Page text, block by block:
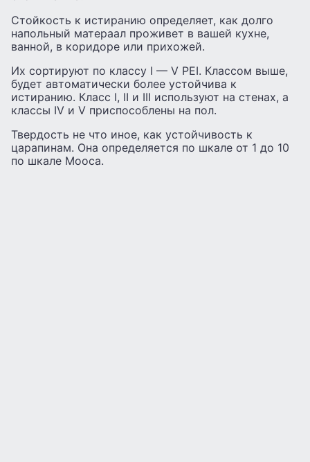
Стойкость к истиранию определяет, как долго
напольный матераал проживет в вашей кухне,
ванной, в коридоре или прихожей.
Их сортируют по классу I — V PEI. Классом выше,
будет автоматически более устойчива к
истиранию. Класс I, II и III используют на стенах, а
классы IV и V приспособлены на пол.
Твердость не что иное, как устойчивость к
царапинам. Она определяется по шкале от 1 до 10
по шкале Мооса.